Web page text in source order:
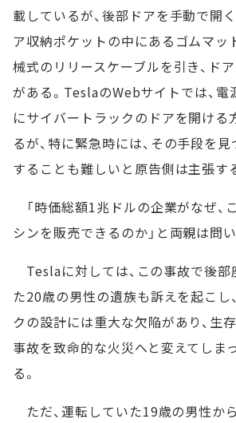
載しているが、後部ドアを手動で開
ア収納ポケットの中にあるゴムマッ
械式のリリースケーブルを引き、ド
がある。TeslaのWebサイトでは、
にサイバートラックのドアを開ける
るが、特に緊急時には、その手段を
することも難しいと原告側は主張す
「時価総額1兆ドルの企業がなぜ、
シンを販売できるのか」と両親は問
Teslaに対しては、この事故で後部
た20歳の男性の遺族も訴えを起こし
クの設計には重大な欠陥があり、生
事故を致命的な火災へと変えてしま
る。
ただ、運転していた19歳の男性か